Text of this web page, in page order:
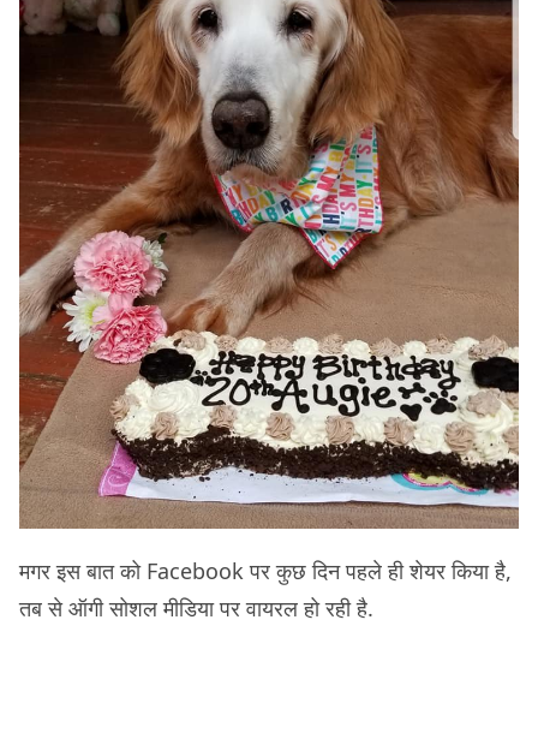
मगर इस बात को Facebook पर कुछ दिन पहले ही शेयर किया है,
तब से ऑगी सोशल मीडिया पर वायरल हो रही है.